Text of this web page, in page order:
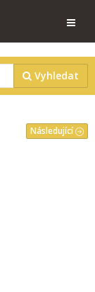
Vyhledat
Následující